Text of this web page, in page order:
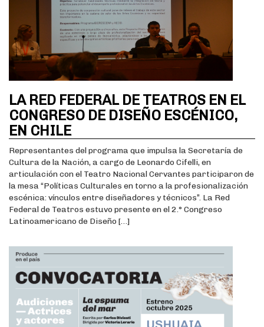
LA RED FEDERAL DE TEATROS EN EL
CONGRESO DE DISEÑO ESCÉNICO,
EN CHILE
Representantes del programa que impulsa la Secretaría de
Cultura de la Nación, a cargo de Leonardo Cifelli, en
articulación con el Teatro Nacional Cervantes participaron de
la mesa “Políticas Culturales en torno a la profesionalización
escénica: vínculos entre diseñadores y técnicos”. La Red
Federal de Teatros estuvo presente en el 2.° Congreso
Latinoamericano de Diseño […]